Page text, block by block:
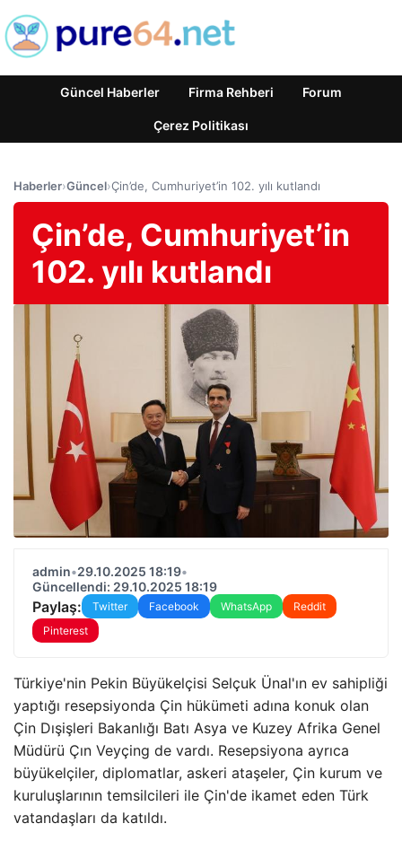
Güncel Haberler Firma Rehberi Forum
Çerez Politikası
Haberler›Güncel›Çin’de, Cumhuriyet’in 102. yılı kutlandı
Çin’de, Cumhuriyet’in
102. yılı kutlandı
admin•29.10.2025 18:19•
Güncellendi: 29.10.2025 18:19
Paylaş: Twitter Facebook WhatsApp
Reddit
Pinterest
Türkiye'nin Pekin Büyükelçisi Selçuk Ünal'ın ev sahipliği
yaptığı resepsiyonda Çin hükümeti adına konuk olan
Çin Dışişleri Bakanlığı Batı Asya ve Kuzey Afrika Genel
Müdürü Çın Veyçing de vardı. Resepsiyona ayrıca
büyükelçiler, diplomatlar, askeri ataşeler, Çin kurum ve
kuruluşlarının temsilcileri ile Çin'de ikamet eden Türk
vatandaşları da katıldı.